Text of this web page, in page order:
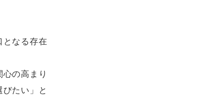
となる存在
の高まり
たい」と